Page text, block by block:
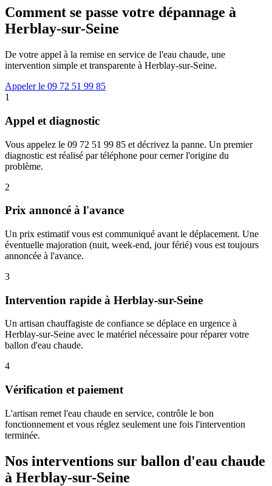
Comment se passe votre dépannage à
Herblay-sur-Seine
De votre appel à la remise en service de l'eau chaude, une
intervention simple et transparente à Herblay-sur-Seine.
Appeler le 09 72 51 99 85
1
Appel et diagnostic
Vous appelez le 09 72 51 99 85 et décrivez la panne. Un premier
diagnostic est réalisé par téléphone pour cerner l'origine du
problème.
2
Prix annoncé à l'avance
Un prix estimatif vous est communiqué avant le déplacement. Une
éventuelle majoration (nuit, week-end, jour férié) vous est toujours
annoncée à l'avance.
3
Intervention rapide à Herblay-sur-Seine
Un artisan chauffagiste de confiance se déplace en urgence à
Herblay-sur-Seine avec le matériel nécessaire pour réparer votre
ballon d'eau chaude.
4
Vérification et paiement
L'artisan remet l'eau chaude en service, contrôle le bon
fonctionnement et vous réglez seulement une fois l'intervention
terminée.
Nos interventions sur ballon d'eau chaude
à Herblay-sur-Seine